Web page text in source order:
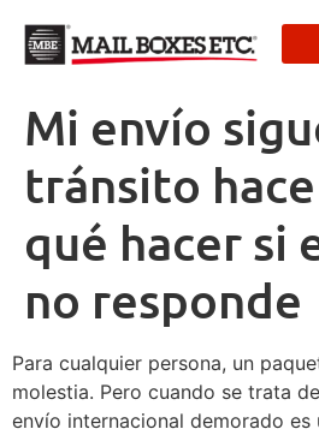
Mi envío
tránsito
qué hacer si
no responde
Para cualquier persona, un
molestia. Pero cuando se trata
envío internacional demorado es